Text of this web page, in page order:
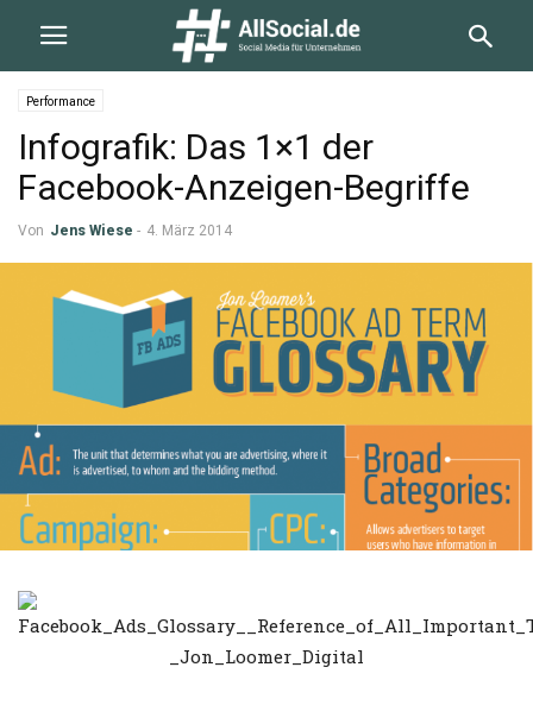
Performance
Infografik: Das 1×1 der
Facebook-Anzeigen-Begriffe
Von Jens Wiese - 4. März 2014